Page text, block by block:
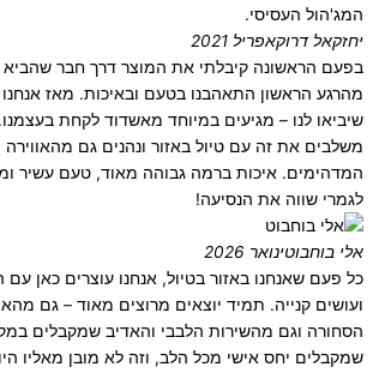
המג'הול העסיסי.
יחזקאל דרוקאפריל 2021
בפעם הראשונה קיבלתי את המוצר דרך חבר שהביא
מהרגע הראשון התאהבנו בטעם ובאיכות. מאז
שיביאו לנו – מגיעים במיוחד מאשדוד לקחת
משלבים את זה עם טיול באזור ונהנים גם
המדהימים. איכות ברמה גבוהה מאוד, טעם עשיר
לגמרי שווה את הנסיעה!
אלי בוחבוטינואר 2026
כל פעם שאנחנו באזור בטיול, אנחנו עוצרים כאן עם
ועושים קנייה. תמיד יוצאים מרוצים מאוד – גם
הסחורה וגם מהשירות הלבבי והאדיב שמקבלים
שמקבלים יחס אישי מכל הלב, וזה לא מובן מאליו